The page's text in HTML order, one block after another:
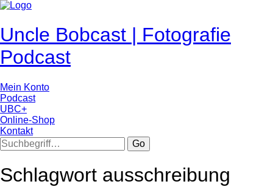
Uncle Bobcast | Fotografie
Podcast
Mein Konto
Podcast
UBC+
Online-Shop
Kontakt
Go
Schlagwort ausschreibung